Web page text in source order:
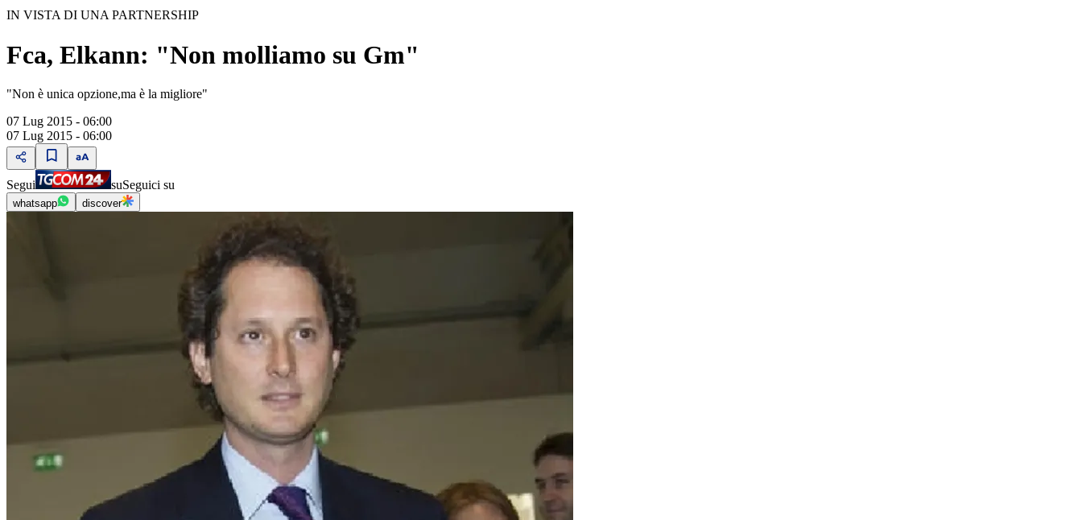
IN VISTA DI UNA PARTNERSHIP
Fca, Elkann: "Non molliamo su Gm"
"Non è unica opzione,ma è la migliore"
07 Lug 2015 - 06:00
07 Lug 2015 - 06:00
Segui suSeguici su
whatsapp discover